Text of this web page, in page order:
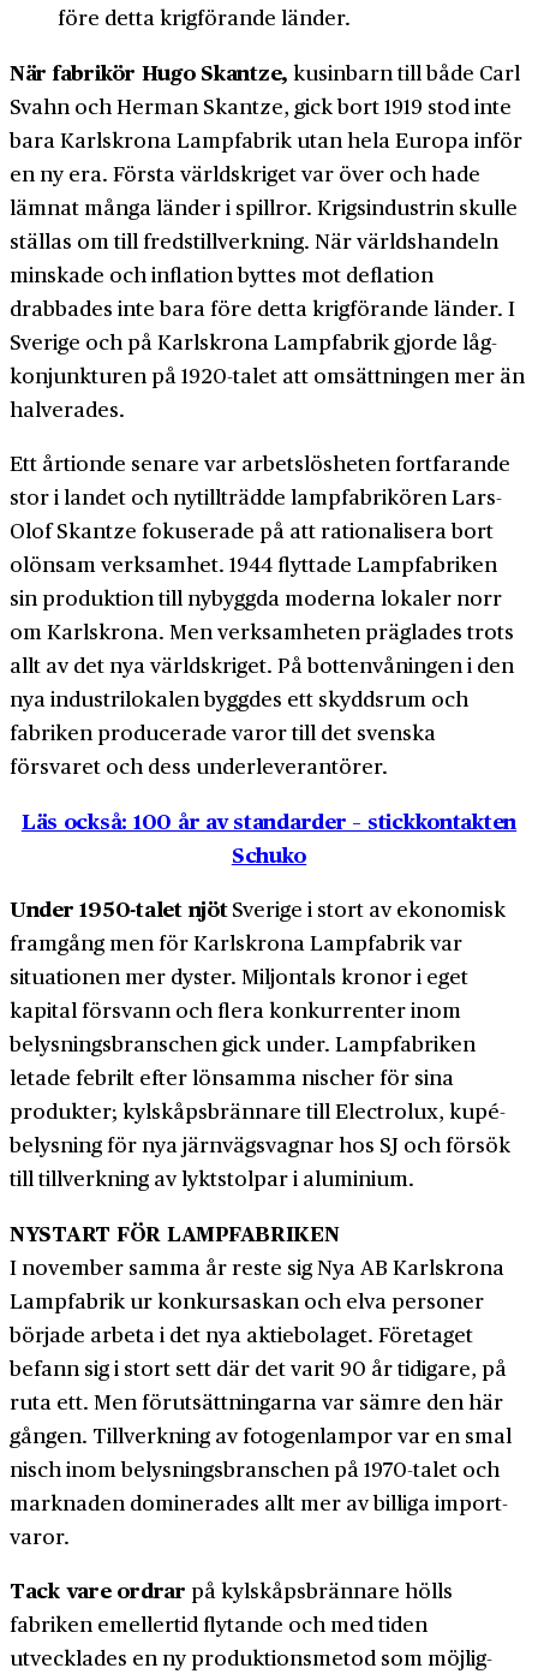
före detta krig­förande länder.
När fabrikör Hugo Skantze, kusinbarn till både Carl
Svahn och Herman Skantze, gick bort 1919 stod inte
bara Karlskrona Lampfabrik utan hela Europa inför
en ny era. Första världs­kriget var över och hade
lämnat många länder i spillror. Krigs­industrin skulle
ställas om till freds­tillverkning. När världs­handeln
minskade och inflation byttes mot deflation
drabbades inte bara före detta krig­förande länder. I
Sverige och på Karlskrona Lamp­fabrik gjorde låg­
konjunkturen på 1920-talet att om­sättningen mer än
halverades.
Ett årtionde senare var arbets­lösheten fort­farande
stor i landet och nytillträdde lamp­fabrikören Lars-
Olof Skantze fokuserade på att rationalisera bort
olönsam verksamhet. 1944 flyttade Lamp­fabriken
sin produktion till ny­byggda moderna lokaler norr
om Karlskrona. Men verksamheten präglades trots
allt av det nya världs­kriget. På botten­våningen i den
nya industri­lokalen byggdes ett skydds­rum och
fabriken producerade varor till det svenska
försvaret och dess under­leverantörer.
Läs också: 100 år av standarder – stickkontakten
Schuko
Under 1950-talet njötSverige i stort av ekonomisk
framgång men för Karlskrona Lampfabrik var
situationen mer dyster. Miljontals kronor i eget
kapital försvann och flera konkurrenter inom
belysnings­branschen gick under. Lamp­fabriken
letade febrilt efter lönsamma nischer för sina
produkter; kylskåps­brännare till Electrolux, kupé­
belysning för nya järnvägs­vagnar hos SJ och försök
till till­verkning av lykt­stolpar i aluminium.
NYSTART FÖR LAMPFABRIKEN
I november samma år reste sig Nya AB Karlskrona
Lampfabrik ur konkurs­askan och elva personer
började arbeta i det nya aktie­bolaget. Företaget
befann sig i stort sett där det varit 90 år tidigare, på
ruta ett. Men förutsättningarna var sämre den här
gången. Till­verkning av fotogen­lampor var en smal
nisch inom belysnings­branschen på 1970-talet och
marknaden dominerades allt mer av billiga import­
varor.
Tack vare ordrar på kylskåps­brännare hölls
fabriken emeller­tid flytande och med tiden
utvecklades en ny produktions­metod som möjlig­